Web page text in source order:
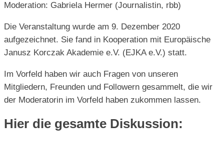
Moderation: Gabriela Hermer (Journalistin, rbb)
Die Veranstaltung wurde am 9. Dezember 2020
aufgezeichnet. Sie fand in Kooperation mit Europäische
Janusz Korczak Akademie e.V. (EJKA e.V.) statt.
Im Vorfeld haben wir auch Fragen von unseren
Mitgliedern, Freunden und Followern gesammelt, die wir
der Moderatorin im Vorfeld haben zukommen lassen.
Hier die gesamte Diskussion: